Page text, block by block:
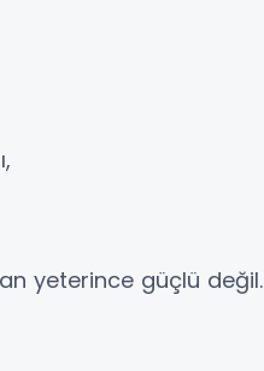
yeterince güçlü değil.